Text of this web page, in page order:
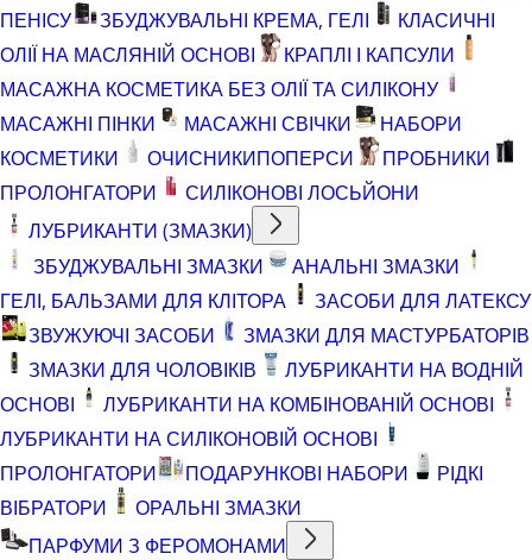
ПЕНІСУ
ЗБУДЖУВАЛЬНІ КРЕМА, ГЕЛІ
КЛАСИЧНІ
ОЛІЇ НА МАСЛЯНІЙ ОСНОВІ
КРАПЛІ І КАПСУЛИ
МАСАЖНА КОСМЕТИКА БЕЗ ОЛІЇ ТА СИЛІКОНУ
МАСАЖНІ ПІНКИ
МАСАЖНІ СВІЧКИ
НАБОРИ
КОСМЕТИКИ
ОЧИСНИКИПОПЕРСИ
ПРОБНИКИ
ПРОЛОНГАТОРИ
СИЛІКОНОВІ ЛОСЬЙОНИ
ЛУБРИКАНТИ (ЗМАЗКИ)
ЗБУДЖУВАЛЬНІ ЗМАЗКИ
АНАЛЬНІ ЗМАЗКИ
ГЕЛІ, БАЛЬЗАМИ ДЛЯ КЛІТОРА
ЗАСОБИ ДЛЯ ЛАТЕКСУ
ЗВУЖУЮЧІ ЗАСОБИ
ЗМАЗКИ ДЛЯ МАСТУРБАТОРІВ
ЗМАЗКИ ДЛЯ ЧОЛОВІКІВ
ЛУБРИКАНТИ НА ВОДНІЙ
ОСНОВІ
ЛУБРИКАНТИ НА КОМБІНОВАНІЙ ОСНОВІ
ЛУБРИКАНТИ НА СИЛІКОНОВІЙ ОСНОВІ
ПРОЛОНГАТОРИ
ПОДАРУНКОВІ НАБОРИ
РІДКІ
ВІБРАТОРИ
ОРАЛЬНІ ЗМАЗКИ
ПАРФУМИ З ФЕРОМОНАМИ